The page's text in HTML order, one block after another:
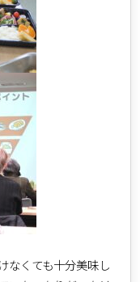
なくても十分美味し